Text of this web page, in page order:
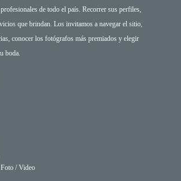
de todo el país. Recorrer sus perfiles,
que brindan. Los invitamos a navegar el sitio,
conocer los fotógrafos más premiados y elegir
boda.
Foto / Video